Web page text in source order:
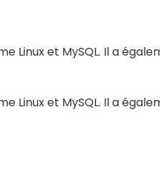
Linux et MySQL. Il a
Linux et MySQL. Il a